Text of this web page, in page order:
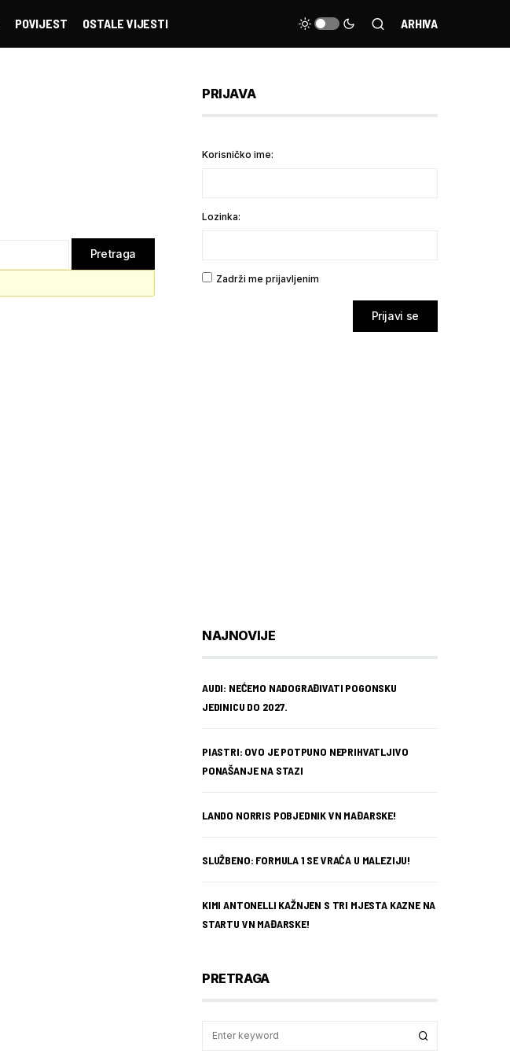
POVIJEST OSTALE VIJESTI ARHIVA
PRIJAVA
Korisničko ime:
Lozinka:
Zadrži me prijavljenim
Prijavi se
NAJNOVIJE
AUDI: NEĆEMO NADOGRAĐIVATI POGONSKU
JEDINICU DO 2027.
PIASTRI: OVO JE POTPUNO NEPRIHVATLJIVO
PONAŠANJE NA STAZI
LANDO NORRIS POBJEDNIK VN MAĐARSKE!
SLUŽBENO: FORMULA 1 SE VRAĆA U MALEZIJU!
KIMI ANTONELLI KAŽNJEN S TRI MJESTA KAZNE NA
STARTU VN MAĐARSKE!
PRETRAGA